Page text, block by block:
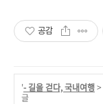
공감
'- 길을 걷다, 국내여행>
글